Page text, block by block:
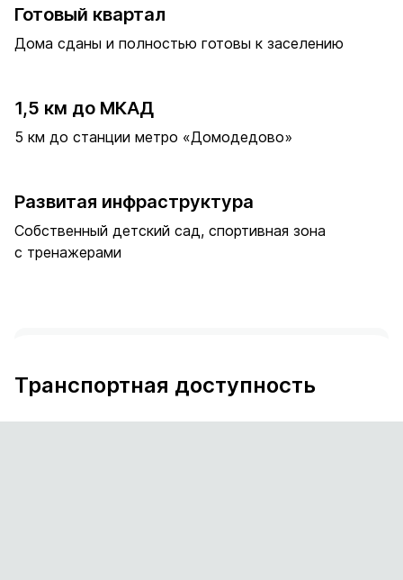
Готовый квартал
Дома сданы и полностью готовы к заселению
1,5 км до МКАД
5 км до станции метро «Домодедово»
Развитая инфраструктура
Собственный детский сад, спортивная зона
с тренажерами
Транспортная доступность